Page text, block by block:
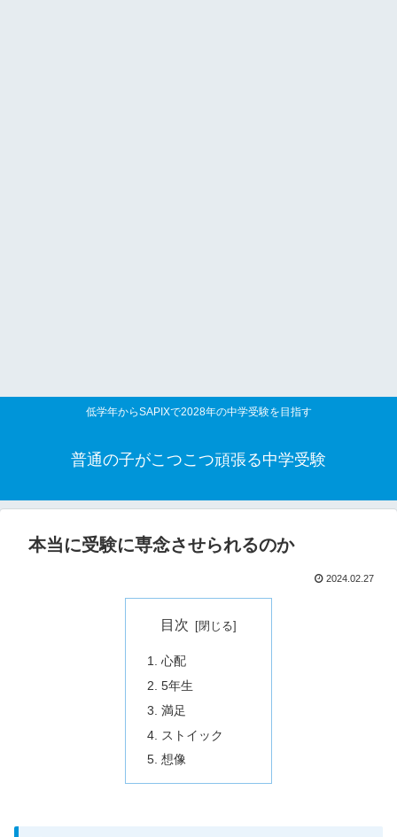
低学年からSAPIXで2028年の中学受験を目指す
普通の子がこつこつ頑張る中学受験
本当に受験に専念させられるのか
2024.02.27
目次
心配
5年生
満足
ストイック
想像